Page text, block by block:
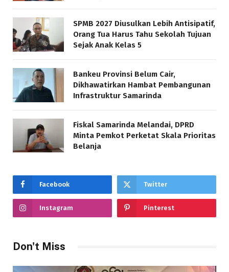
SPMB 2027 Diusulkan Lebih Antisipatif,
Orang Tua Harus Tahu Sekolah Tujuan
Sejak Anak Kelas 5
Bankeu Provinsi Belum Cair,
Dikhawatirkan Hambat Pembangunan
Infrastruktur Samarinda
Fiskal Samarinda Melandai, DPRD
Minta Pemkot Perketat Skala Prioritas
Belanja
Facebook Twitter
Instagram Pinterest
Don't Miss